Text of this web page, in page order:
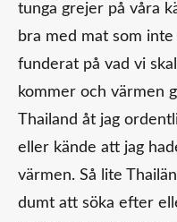
tunga grejer på våra
bra med mat som
funderat på vad vi
kommer och värmen
Thailand åt jag
eller kände att jag
värmen. Så lite
dumt att söka efter